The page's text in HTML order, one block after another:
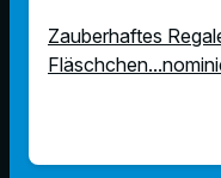
Zauberhaftes